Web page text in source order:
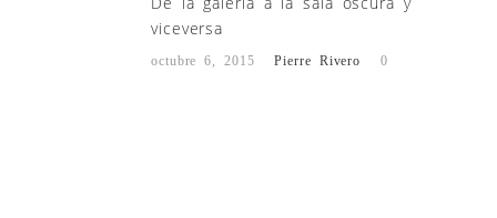
viceversa
octubre 6, 2015 Pierre Rivero 0